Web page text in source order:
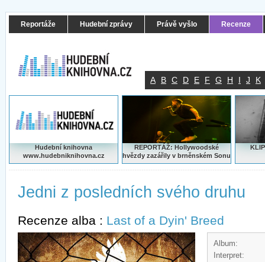
Reportáže Hudební zprávy Právě vyšlo Recenze
A B C D E F G H I J K
Hudební knihovna
www.hudebniknihovna.cz
REPORTÁŽ: Hollywoodské
hvězdy zazářily v brněnském Sonu
Jedni z posledních svého druhu
Recenze alba : Last of a Dyin' Breed
Album:
Interpret: